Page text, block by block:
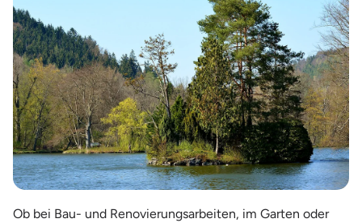
Ob bei Bau- und Renovierungsarbeiten, im Garten oder